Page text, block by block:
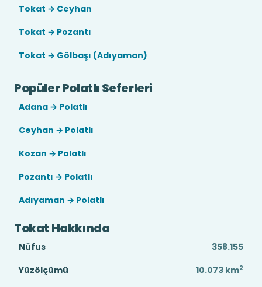
Tokat → Ceyhan
Tokat → Pozantı
Tokat → Gölbaşı (Adıyaman)
Popüler Polatlı Seferleri
Adana → Polatlı
Ceyhan → Polatlı
Kozan → Polatlı
Pozantı → Polatlı
Adıyaman → Polatlı
Tokat Hakkında
Nüfus
358.155
Yüzölçümü
10.073 km2